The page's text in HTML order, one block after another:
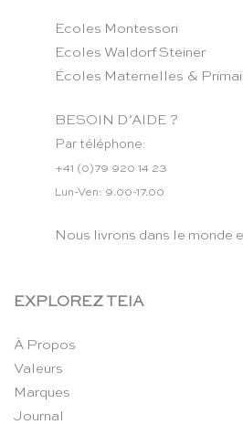
Ecoles Montessori
Ecoles Waldorf Steiner
Écoles Maternelles &
BESOIN D’AIDE ?
Par téléphone:
+41 (0)79 920 14 23
Lun-Ven: 9.00-17.00
Nous livrons dans le monde
EXPLOREZ TEIA
À Propos
Valeurs
Marques
Journal